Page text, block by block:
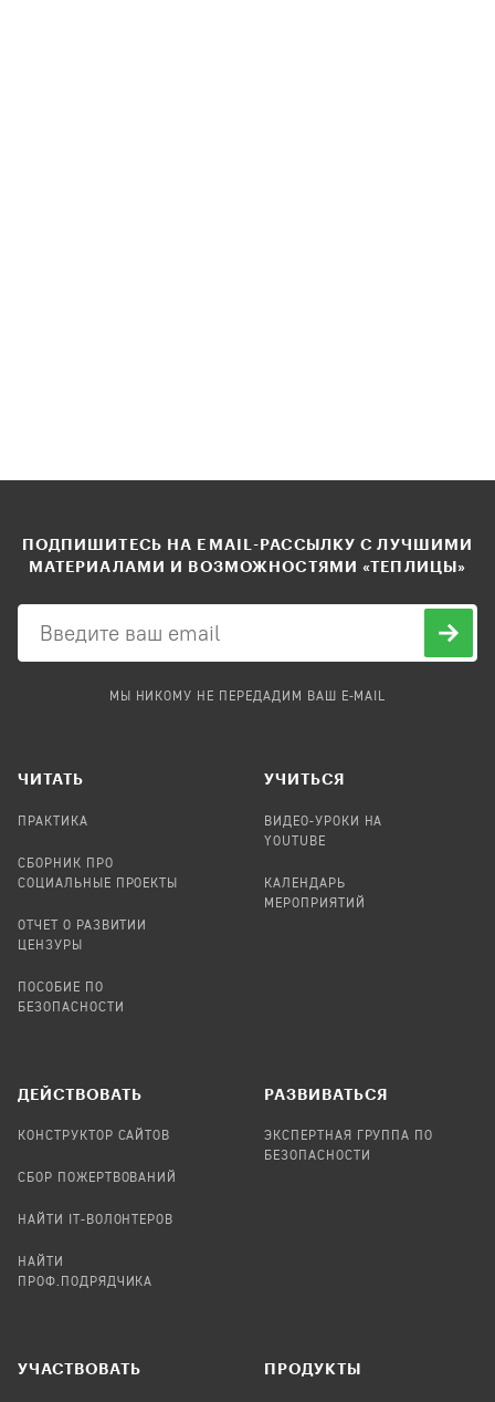
ПОДПИШИТЕСЬ НА EMAIL-РАССЫЛКУ С ЛУЧШИМИ
МАТЕРИАЛАМИ И ВОЗМОЖНОСТЯМИ «ТЕПЛИЦЫ»
МЫ НИКОМУ НЕ ПЕРЕДАДИМ ВАШ E-MAIL
ЧИТАТЬ
ПРАКТИКА
СБОРНИК ПРО
СОЦИАЛЬНЫЕ ПРОЕКТЫ
ОТЧЕТ О РАЗВИТИИ
ЦЕНЗУРЫ
ПОСОБИЕ ПО
БЕЗОПАСНОСТИ
УЧИТЬСЯ
ВИДЕО-УРОКИ НА
YOUTUBE
КАЛЕНДАРЬ
МЕРОПРИЯТИЙ
ДЕЙСТВОВАТЬ
КОНСТРУКТОР САЙТОВ
СБОР ПОЖЕРТВОВАНИЙ
НАЙТИ IT-ВОЛОНТЕРОВ
НАЙТИ
ПРОФ.ПОДРЯДЧИКА
РАЗВИВАТЬСЯ
ЭКСПЕРТНАЯ ГРУППА ПО
БЕЗОПАСНОСТИ
УЧАСТВОВАТЬ ПРОДУКТЫ